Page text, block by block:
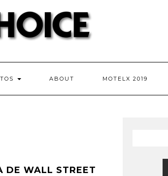
ABOUT MOTELX 2019
DE WALL STREET